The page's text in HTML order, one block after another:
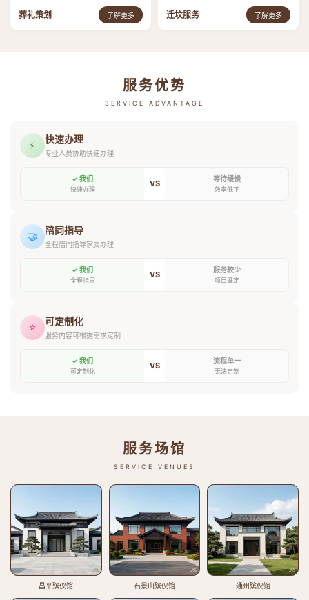
葬礼策划 了解更多 迁坟服务 了解更多
服务优势
SERVICE ADVANTAGE
⚡ 快速办理
专业人员协助快速办理
✓ 我们
快速办理
VS 等待缓慢
效率低下
🤝 陪同指导
全程陪同指导家属办理
✓ 我们
全程指导
VS 服务较少
项目既定
⭐ 可定制化
服务内容可根据需求定制
✓ 我们
可定制化
VS 流程单一
无法定制
服务场馆
SERVICE VENUES
昌平殡仪馆 石景山殡仪馆 通州殡仪馆